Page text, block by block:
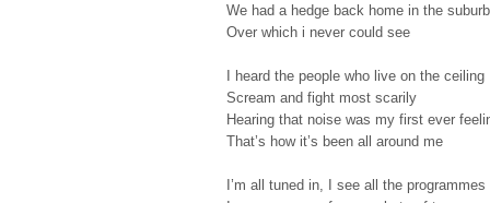
We had a hedge back home in the suburb
Over which i never could see
I heard the people who live on the ceiling
Scream and fight most scarily
Hearing that noise was my first ever
That’s how it’s been all around me
I’m all tuned in, I see all the programmes